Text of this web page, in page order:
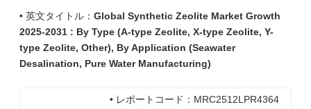
• 英文タイトル： Global Synthetic Zeolite Market Growth
2025-2031 : By Type (A-type Zeolite, X-type Zeolite, Y-
type Zeolite, Other), By Application (Seawater
Desalination, Pure Water Manufacturing)
• レポートコード：MRC2512LPR4364